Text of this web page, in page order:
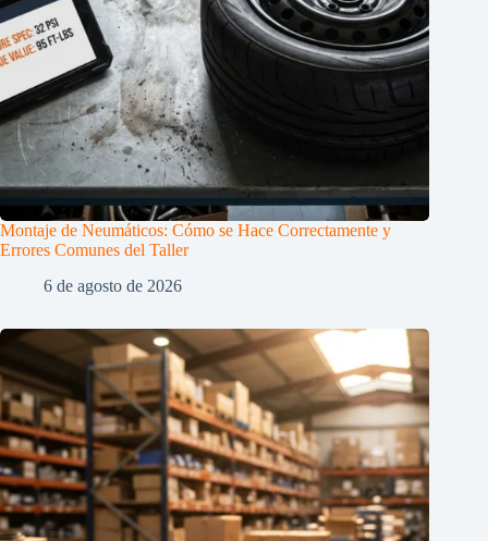
Montaje de Neumáticos: Cómo se Hace Correctamente y
Errores Comunes del Taller
6 de agosto de 2026